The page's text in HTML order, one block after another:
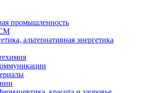
промышленность
альтернативная энергетика